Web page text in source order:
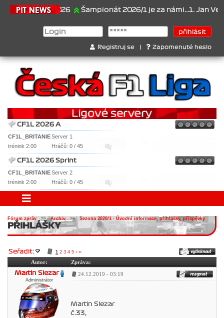
21.6.2026 Šampionát 2026/1 je za námi...1. Jan
Registruj se Zapomenuté heslo
CF1L 2026 A
CF1L_BRITANIEServer 1
trénink 2:00
Hráčů: 0 / 45
CF1L 2026 Sprint
CF1L_BRITANIEServer 2
trénink 2:00
Hráčů: 0 / 45
Fórum zpráv >>Archiv>> Sezona 2020/1 - Úvodní informace, přihlášky, příspěvky
PŘIHLÁŠKY
Seřadit: 1 2 3 4 5 › »
Autor:
Zpráva:
Martin Slezar
Administrátor
24.12.2019 - 03:19
Martin Slezar
č.33,